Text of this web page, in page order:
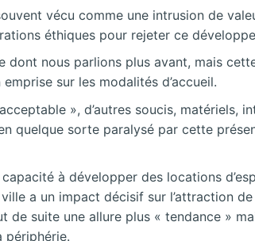
vécu comme une intrusion de
éthiques pour rejeter ce
nous parlions plus avant, mais
sur les modalités d’accueil.
», d’autres soucis, matériels,
quelque sorte paralysé par cette
à développer des locations
a un impact décisif sur l’attraction
suite une allure plus « tendance »
périphérie.